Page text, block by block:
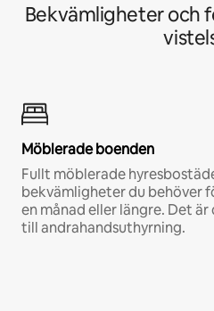
Bekvämligheter och
Möblerade boenden
Fullt möblerade
bekvämligheter du behöver
en månad eller längre. Det
till andrahandsuthyrning.